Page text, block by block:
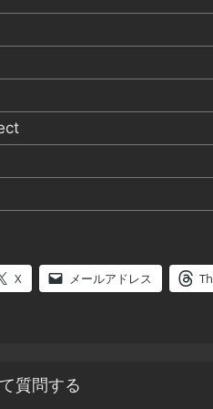
X メールアドレス
質問する